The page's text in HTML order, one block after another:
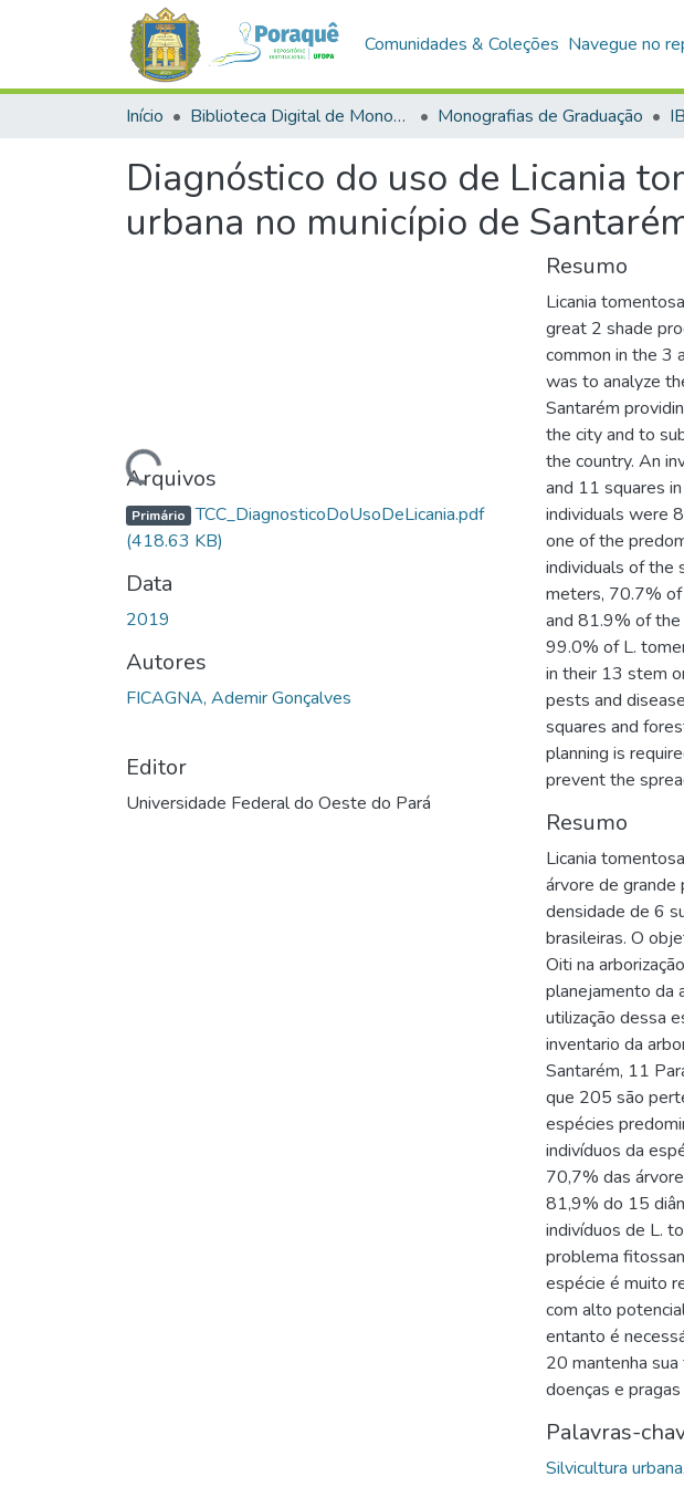
Comunidades & Coleções Navegue no
Início Biblioteca Digital de Monografias (BDM) Monografias de Graduação
Diagnóstico do uso de Licania
urbana no município de
Carregando...Arquivos
Primário TCC_DiagnosticoDoUsoDeLicania.pdf
(418.63 KB)
Data
2019
Autores
FICAGNA, Ademir Gonçalves
Editor
Universidade Federal do Oeste do Pará
Resumo
Licania
great 2 shade
common in the 3
was to analyze
Santarém
the city and to
the country. An
and 11 squares
individuals were
one of the
individuals of the
meters, 70.7%
and 81.9% of
99.0% of L.
in their 13 stem
pests and
squares and
planning is
prevent the
Resumo
Licania
árvore de
densidade de 6
brasileiras. O
Oiti na
planejamento da
utilização dessa
inventario da
Santarém, 11
que 205 são
espécies
indivíduos da
70,7% das
81,9% do 15
indivíduos de L.
problema
espécie é muito
com alto
entanto é
20 mantenha
doenças e
Palavras-
Silvicultura urbana,